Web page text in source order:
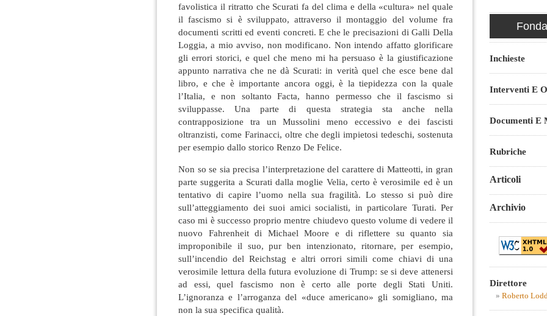
favolistica il ritratto che Scurati fa del clima e della «cultura» nel quale
il fascismo si è sviluppato, attraverso il montaggio del volume fra
documenti scritti ed eventi concreti. E che le precisazioni di Galli Della
Loggia, a mio avviso, non modificano. Non intendo affatto glorificare
gli errori storici, e quel che meno mi ha persuaso è la giustificazione
appunto narrativa che ne dà Scurati: in verità quel che esce bene dal
libro, e che è importante ancora oggi, è la tiepidezza con la quale
l’Italia, e non soltanto Facta, hanno permesso che il fascismo si
sviluppasse. Una parte di questa strategia sta anche nella
contrapposizione tra un Mussolini meno eccessivo e dei fascisti
oltranzisti, come Farinacci, oltre che degli impietosi tedeschi, sostenuta
per esempio dallo storico Renzo De Felice.
Non so se sia precisa l’interpretazione del carattere di Matteotti, in gran
parte suggerita a Scurati dalla moglie Velia, certo è verosimile ed è un
tentativo di capire l’uomo nella sua fragilità. Lo stesso si può dire
sull’atteggiamento dei suoi amici socialisti, in particolare Turati. Per
caso mi è successo proprio mentre chiudevo questo volume di vedere il
nuovo Fahrenheit di Michael Moore e di riflettere su quanto sia
improponibile il suo, pur ben intenzionato, ritornare, per esempio,
sull’incendio del Reichstag e altri orrori simili come chiavi di una
verosimile lettura della futura evoluzione di Trump: se si deve attenersi
ad essi, quel fascismo non è certo alle porte degli Stati Uniti.
L’ignoranza e l’arroganza del «duce americano» gli somigliano, ma
non la sua specifica qualità.
Inchieste
Interventi E
Documenti E
Rubriche
Articoli
Archivio
Direttore
Roberto